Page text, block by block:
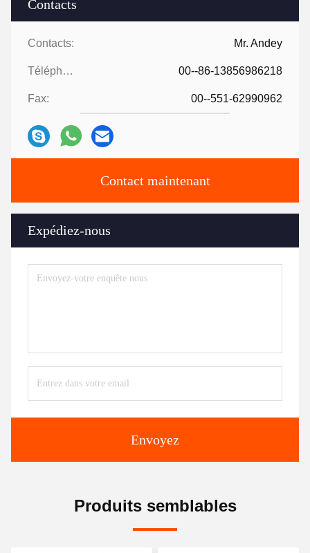
Contacts
Contacts: Mr. Andey
Téléphone: 00--86-13856986218
Fax: 00--551-62990962
Contact maintenant
Expédiez-nous
Envoyez
Produits semblables